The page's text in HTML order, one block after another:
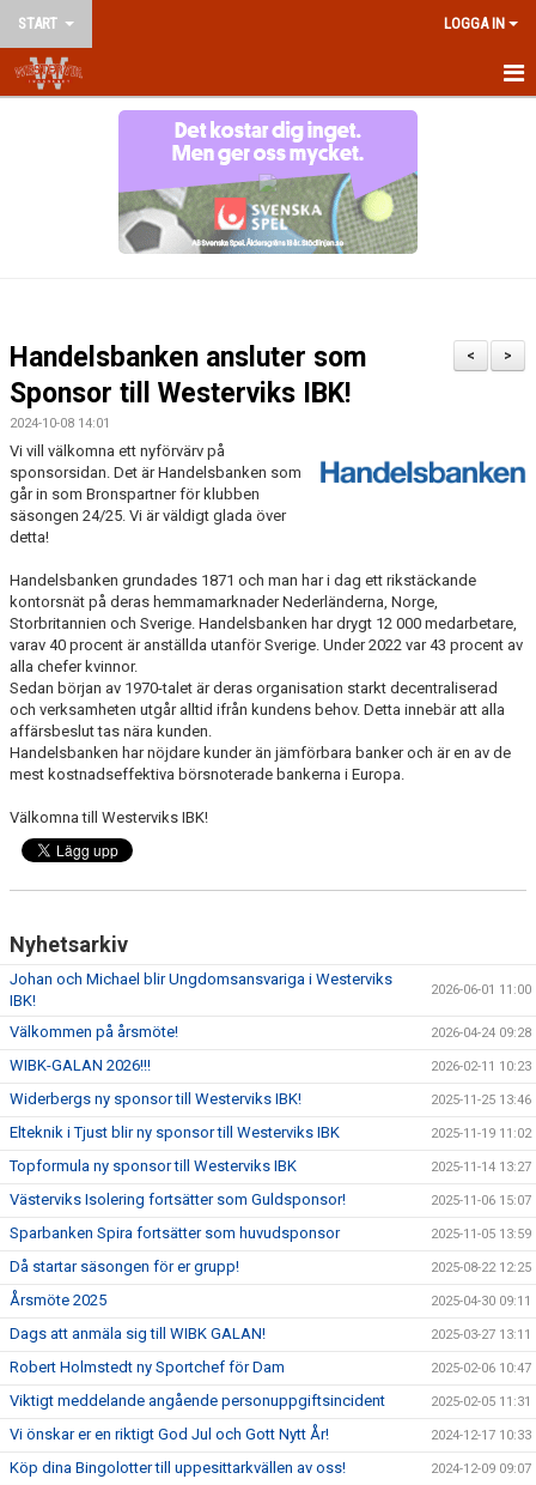
START LOGGA IN
KALENDER
MATCHER
AVGIFTER
TRÄNINGSTIDER
DOKUMENT
INFORMATION
HEDERSMEDLEM
>
<
Handelsbanken ansluter som
Sponsor till Westerviks IBK!
2024-10-08 14:01
Vi vill välkomna ett nyförvärv på
sponsorsidan. Det är Handelsbanken som
går in som Bronspartner för klubben
säsongen 24/25. Vi är väldigt glada över
detta!
Handelsbanken grundades 1871 och man har i dag ett rikstäckande
kontorsnät på deras hemmamarknader Nederländerna, Norge,
Storbritannien och Sverige. Handelsbanken har drygt 12 000 medarbetare,
varav 40 procent är anställda utanför Sverige. Under 2022 var 43 procent av
alla chefer kvinnor.
Sedan början av 1970-talet är deras organisation starkt decentraliserad
och verksamheten utgår alltid ifrån kundens behov. Detta innebär att alla
affärsbeslut tas nära kunden.
Handelsbanken har nöjdare kunder än jämförbara banker och är en av de
mest kostnadseffektiva börsnoterade bankerna i Europa.
Välkomna till Westerviks IBK!
Nyhetsarkiv
Johan och Michael blir Ungdomsansvariga i Westerviks
IBK!
2026-06-01 11:00
Välkommen på årsmöte! 2026-04-24 09:28
WIBK-GALAN 2026!!! 2026-02-11 10:23
Widerbergs ny sponsor till Westerviks IBK! 2025-11-25 13:46
Elteknik i Tjust blir ny sponsor till Westerviks IBK 2025-11-19 11:02
Topformula ny sponsor till Westerviks IBK 2025-11-14 13:27
Västerviks Isolering fortsätter som Guldsponsor! 2025-11-06 15:07
Sparbanken Spira fortsätter som huvudsponsor 2025-11-05 13:59
Då startar säsongen för er grupp! 2025-08-22 12:25
Årsmöte 2025 2025-04-30 09:11
Dags att anmäla sig till WIBK GALAN! 2025-03-27 13:11
Robert Holmstedt ny Sportchef för Dam 2025-02-06 10:47
Viktigt meddelande angående personuppgiftsincident 2025-02-05 11:31
Vi önskar er en riktigt God Jul och Gott Nytt År! 2024-12-17 10:33
Köp dina Bingolotter till uppesittarkvällen av oss! 2024-12-09 09:07